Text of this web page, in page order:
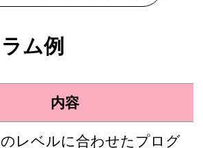
ム例
内容
レベルに合わせたプログ